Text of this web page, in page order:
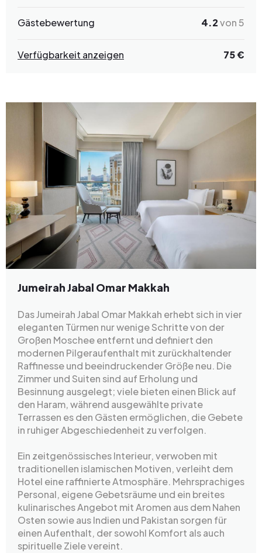
Gästebewertung 4.2von 5
Verfügbarkeit anzeigen 75 €
Jumeirah Jabal Omar Makkah
Das Jumeirah Jabal Omar Makkah erhebt sich in vier
eleganten Türmen nur wenige Schritte von der
Großen Moschee entfernt und definiert den
modernen Pilgeraufenthalt mit zurückhaltender
Raffinesse und beeindruckender Größe neu. Die
Zimmer und Suiten sind auf Erholung und
Besinnung ausgelegt; viele bieten einen Blick auf
den Haram, während ausgewählte private
Terrassen es den Gästen ermöglichen, die Gebete
in ruhiger Abgeschiedenheit zu verfolgen.
Ein zeitgenössisches Interieur, verwoben mit
traditionellen islamischen Motiven, verleiht dem
Hotel eine raffinierte Atmosphäre. Mehrsprachiges
Personal, eigene Gebetsräume und ein breites
kulinarisches Angebot mit Aromen aus dem Nahen
Osten sowie aus Indien und Pakistan sorgen für
einen Aufenthalt, der sowohl Komfort als auch
spirituelle Ziele vereint.